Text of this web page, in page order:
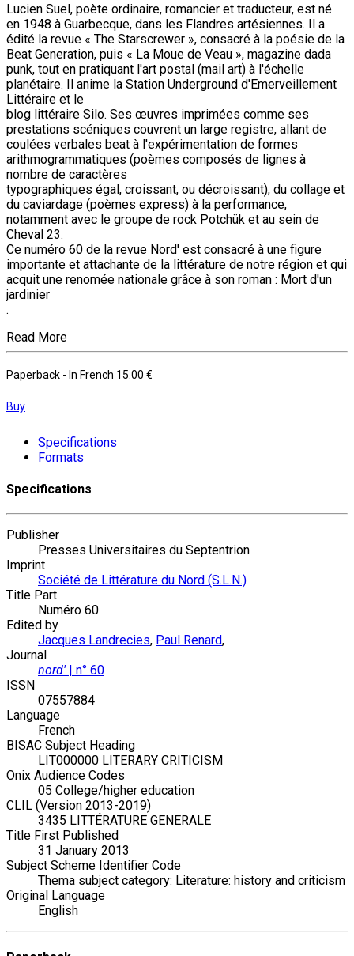
Lucien Suel, poète ordinaire, romancier et traducteur, est né
en 1948 à Guarbecque, dans les Flandres artésiennes. Il a
édité la revue « The Starscrewer », consacré à la poésie de la
Beat Generation, puis « La Moue de Veau », magazine dada
punk, tout en pratiquant l'art postal (mail art) à l'échelle
planétaire. Il anime la Station Underground d'Emerveillement
Littéraire et le
blog littéraire Silo. Ses œuvres imprimées comme ses
prestations scéniques couvrent un large registre, allant de
coulées verbales beat à l'expérimentation de formes
arithmogrammatiques (poèmes composés de lignes à
nombre de caractères
typographiques égal, croissant, ou décroissant), du collage et
du caviardage (poèmes express) à la performance,
notamment avec le groupe de rock Potchük et au sein de
Cheval 23.
Ce numéro 60 de la revue Nord' est consacré à une figure
importante et attachante de la littérature de notre région et qui
acquit une renomée nationale grâce à son roman : Mort d'un
jardinier
.
Read More
Paperback - In French 15.00 €
Buy
Specifications
Formats
Specifications
Publisher
Presses Universitaires du Septentrion
Imprint
Société de Littérature du Nord (S.L.N.)
Title Part
Numéro 60
Edited by
Jacques Landrecies, Paul Renard,
Journal
nord' | n° 60
ISSN
07557884
Language
French
BISAC Subject Heading
LIT000000 LITERARY CRITICISM
Onix Audience Codes
05 College/higher education
CLIL (Version 2013-2019)
3435 LITTÉRATURE GENERALE
Title First Published
31 January 2013
Subject Scheme Identifier Code
Thema subject category: Literature: history and criticism
Original Language
English